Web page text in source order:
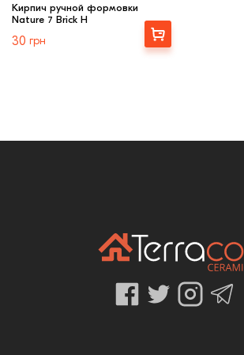
Кирпич ручной формовки
Nature 7 Brick H
30 грн
Выбрать